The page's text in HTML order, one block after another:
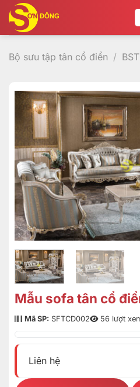
qua
nội
dung
Bộ sưu tập tân cổ điển /
Mẫu sofa tân cổ
Mã SP: SFTCD002 56 lượt
Liên hệ